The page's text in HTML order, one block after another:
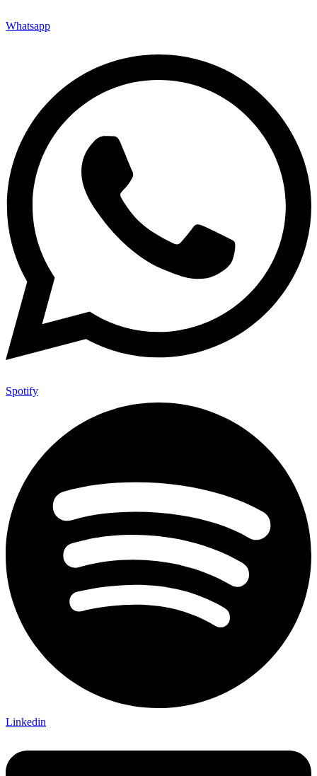
Whatsapp
Spotify
Linkedin